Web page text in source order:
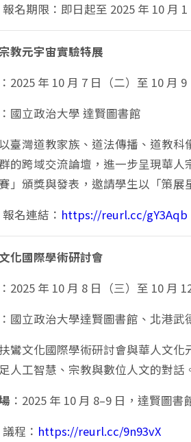
報名期限：即日起至 2025 年 10 月 1
教元宇宙實驗特展
2025 年 10 月 7 日（二）至 10 月 9
國立政治大學 達賢圖書館
臺灣道教家族、道法傳播、道教
的跨域交流論壇，進一步呈現華
」頒獎與發表，邀請學生以「策
報名連結： https://reurl.cc/gY3Aqb
化國際學術研討會
2025 年 10 月 8 日（三）至 10 月
國立政治大學達賢圖書館、北港武
鸞文化國際學術研討會與華人文
人工智慧、宗教與數位人文的對
：2025 年 10 月 8–9 日，達賢圖
議程： https://reurl.cc/9n93vX